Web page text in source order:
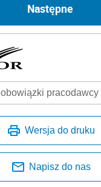
Następne
obowiązki pracodawcy
Wersja do druku
Napisz do nas